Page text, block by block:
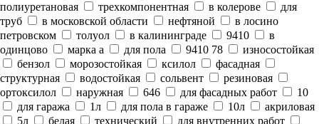
полиуретановая
трехкомпонентная в колерове
для
труб
в московской области нефтяной
в лосино
петровском
толуол в калининграде 9410
в
одинцово
марка а для пола 9410 78
износостойкая
бензол
морозостойкая ксилол
фасадная
структурная
водостойкая сольвент
резиновая
ортоксилол
наружная 646 для фасадных работ
10
для гаража
1л для пола в гараже 10л
акриловая
5л
белая технический
для внутренних работ